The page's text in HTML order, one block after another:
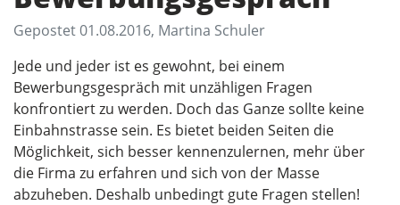
Gepostet 01.08.2016, Martina Schuler
Jede und jeder ist es gewohnt, bei einem
Bewerbungsgespräch mit unzähligen Fragen
konfrontiert zu werden. Doch das Ganze sollte keine
Einbahnstrasse sein. Es bietet beiden Seiten die
Möglichkeit, sich besser kennenzulernen, mehr über
die Firma zu erfahren und sich von der Masse
abzuheben. Deshalb unbedingt gute Fragen stellen!